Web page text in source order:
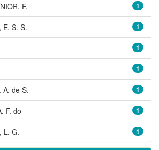
1
F.
1
E. S. S.
1
1
1
A. de S.
1
F. do
1
L. G.